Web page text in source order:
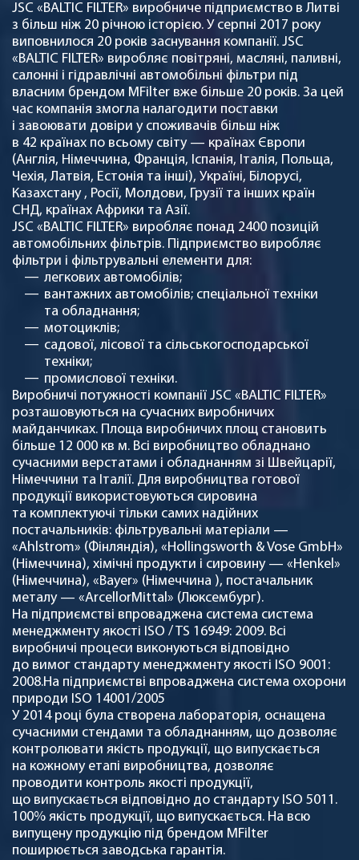
JSC «BALTIC FILTER» виробниче підприємство в Литві
з більш ніж 20 річною історією. У серпні 2017 року
виповнилося 20 років заснування компанії. JSC
«BALTIC FILTER» виробляє повітряні, масляні, паливні,
салонні і гідравлічні автомобільні фільтри під
власним брендом MFilter вже більше 20 років. За цей
час компанія змогла налагодити поставки
і завоювати довіри у споживачів більш ніж
в 42 країнах по всьому світу — країнах Європи
(Англія, Німеччина, Франція, Іспанія, Італія, Польща,
Чехія, Латвія, Естонія та інші), Україні, Білорусі,
Казахстану , Росії, Молдови, Грузії та інших країн
СНД, країнах Африки та Азії.
JSC «BALTIC FILTER» виробляє понад 2400 позицій
автомобільних фільтрів. Підприємство виробляє
фільтри і фільтрувальні елементи для:
легкових автомобілів;
вантажних автомобілів; спеціальної техніки
та обладнання;
мотоциклів;
садової, лісової та сільськогосподарської
техніки;
промислової техніки.
Виробничі потужності компанії JSC «BALTIC FILTER»
розташовуються на сучасних виробничих
майданчиках. Площа виробничих площ становить
більше 12 000 кв м. Всі виробництво обладнано
сучасними верстатами і обладнанням зі Швейцарії,
Німеччини та Італії. Для виробництва готової
продукції використовуються сировина
та комплектуючі тільки самих надійних
постачальників: фільтрувальні матеріали —
«Ahlstrom» (Фінляндія), «Hollingsworth & Vose GmbH»
(Німеччина), хімічні продукти і сировину — «Henkel»
(Німеччина), «Bayer» (Німеччина ), постачальник
металу — «ArcellorMittal» (Люксембург).
На підприємстві впроваджена система система
менеджменту якості ISO / TS 16949: 2009. Всі
виробничі процеси виконуються відповідно
до вимог стандарту менеджменту якості ISO 9001:
2008.На підприємстві впроваджена система охорони
природи ISO 14001/2005
У 2014 році була створена лабораторія, оснащена
сучасними стендами та обладнанням, що дозволяє
контролювати якість продукції, що випускається
на кожному етапі виробництва, дозволяє
проводити контроль якості продукції,
що випускається відповідно до стандарту ISO 5011.
100% якість продукції, що випускається. На всю
випущену продукцію під брендом MFilter
поширюється заводська гарантія.